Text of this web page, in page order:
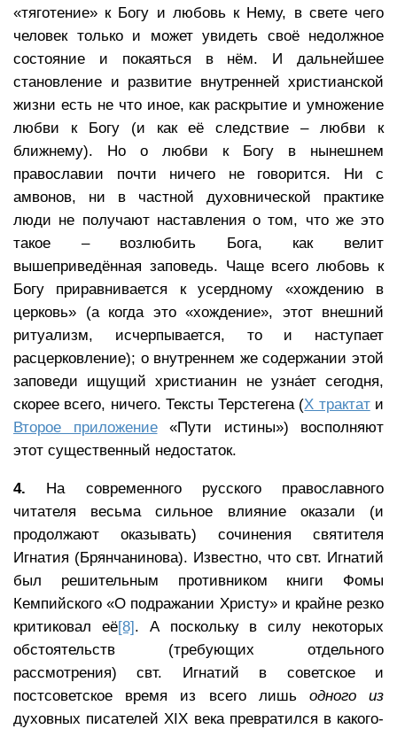
«тяготение» к Богу и любовь к Нему, в свете чего
человек только и может увидеть своё недолжное
состояние и покаяться в нём. И дальнейшее
становление и развитие внутренней христианской
жизни есть не что иное, как раскрытие и умножение
любви к Богу (и как её следствие – любви к
ближнему). Но о любви к Богу в нынешнем
православии почти ничего не говорится. Ни с
амвонов, ни в частной духовнической практике
люди не получают наставления о том, что же это
такое – возлюбить Бога, как велит
вышеприведённая заповедь. Чаще всего любовь к
Богу приравнивается к усердному «хождению в
церковь» (а когда это «хождение», этот внешний
ритуализм, исчерпывается, то и наступает
расцерковление); о внутреннем же содержании этой
заповеди ищущий христианин не узна́ет сегодня,
скорее всего, ничего. Тексты Терстегена (Х трактати
Второе приложение«Пути истины») восполняют
этот существенный недостаток.
4. На современного русского православного
читателя весьма сильное влияние оказали (и
продолжают оказывать) сочинения святителя
Игнатия (Брянчанинова). Известно, что свт. Игнатий
был решительным противником книги Фомы
Кемпийского «О подражании Христу» и крайне резко
критиковал её[8]. А поскольку в силу некоторых
обстоятельств (требующих отдельного
рассмотрения) свт. Игнатий в советское и
постсоветское время из всего лишь одного из
духовных писателей XIX века превратился в какого-